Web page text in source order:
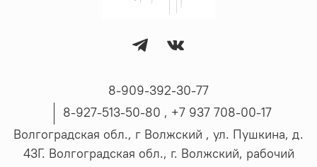
8-909-392-30-77
8-927-513-50-80 , ‪+7 937 708-00-17
Волгоградская обл., г Волжский , ул. Пушкина, д.
43Г. Волгоградская обл., г. Волжский, рабочий